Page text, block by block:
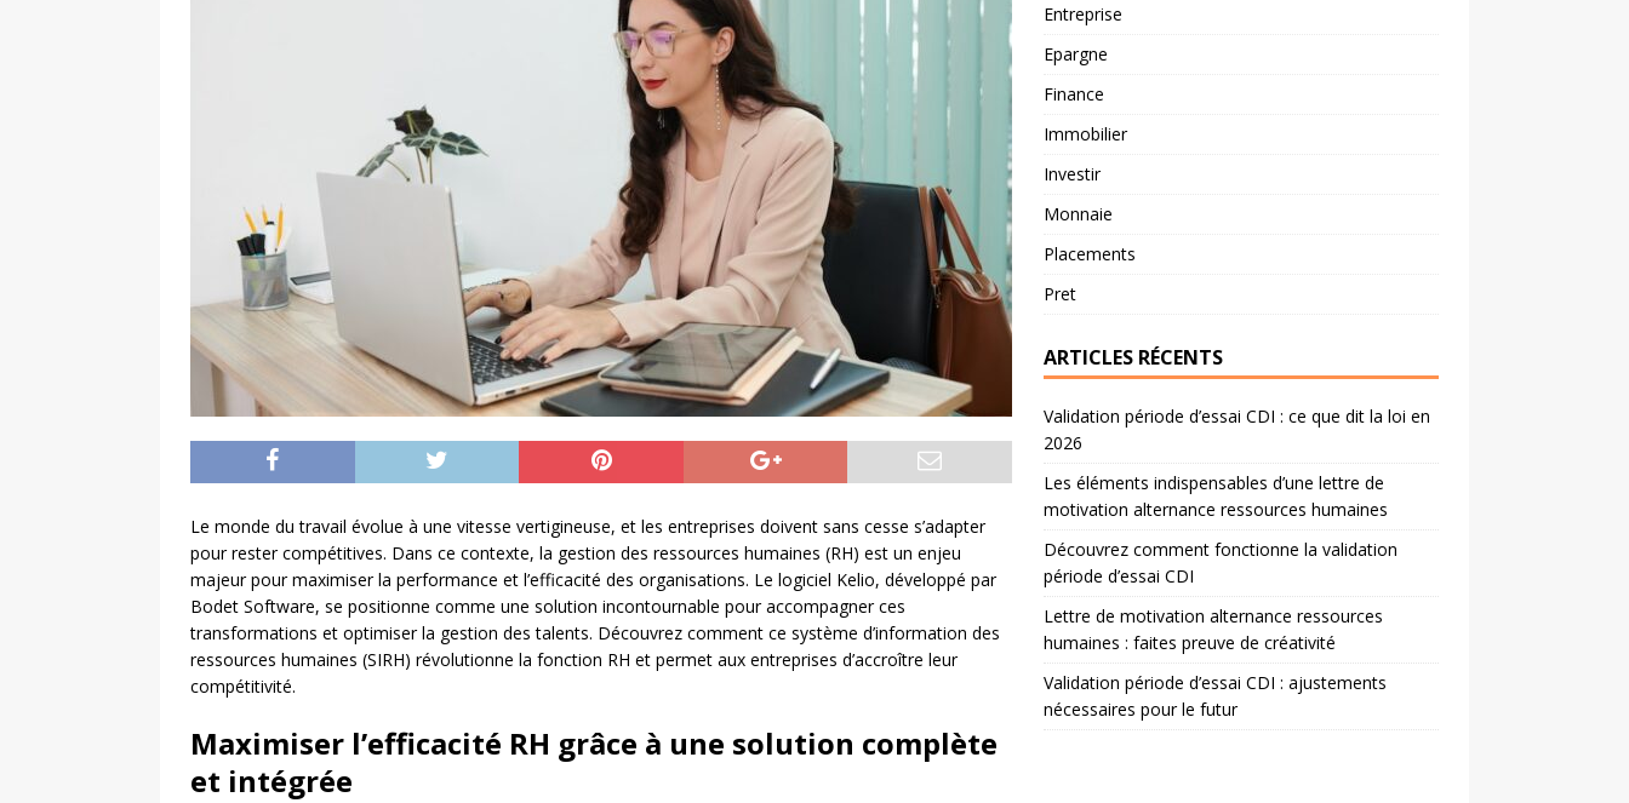
Le monde du travail évolue à une vitesse vertigineuse, et les entreprises doivent sans cesse s’adapter
pour rester compétitives. Dans ce contexte, la gestion des ressources humaines (RH) est un enjeu
majeur pour maximiser la performance et l’efficacité des organisations. Le logiciel Kelio, développé par
Bodet Software, se positionne comme une solution incontournable pour accompagner ces
transformations et optimiser la gestion des talents. Découvrez comment ce système d’information des
ressources humaines (SIRH) révolutionne la fonction RH et permet aux entreprises d’accroître leur
compétitivité.
Maximiser l’efficacité RH grâce à une solution complète
et intégrée
Entreprise
Epargne
Finance
Immobilier
Investir
Monnaie
Placements
Pret
ARTICLES RÉCENTS
Validation période d’essai CDI : ce que dit la loi en
2026
Les éléments indispensables d’une lettre de
motivation alternance ressources humaines
Découvrez comment fonctionne la validation
période d’essai CDI
Lettre de motivation alternance ressources
humaines : faites preuve de créativité
Validation période d’essai CDI : ajustements
nécessaires pour le futur